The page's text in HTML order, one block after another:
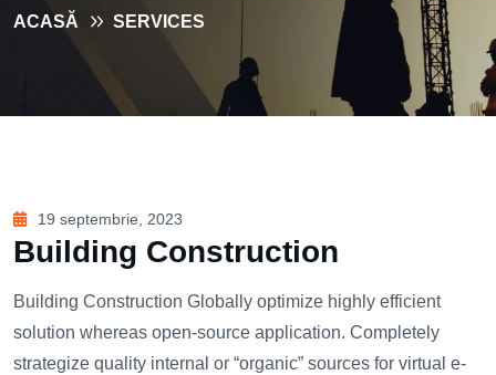
ACASĂ SERVICES
19 septembrie, 2023
Building Construction
Building Construction Globally optimize highly efficient
solution whereas open-source application. Completely
strategize quality internal or “organic” sources for virtual e-